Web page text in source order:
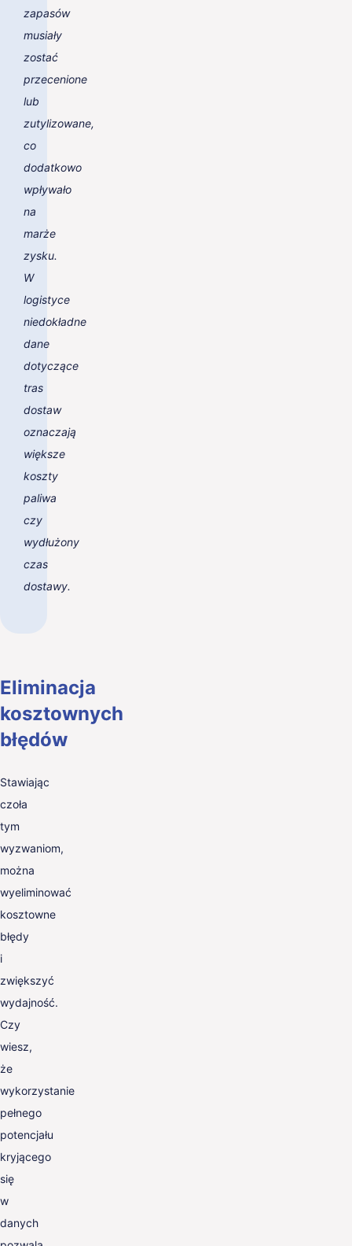
zapasów
musiały
zostać
przecenione
lub
zutylizowane,
co
dodatkowo
wpływało
na
marże
zysku.
W
logistyce
niedokładne
dane
dotyczące
tras
dostaw
oznaczają
większe
koszty
paliwa
czy
wydłużony
czas
dostawy.
Eliminacja
kosztownych
błędów
Stawiając
czoła
tym
wyzwaniom,
można
wyeliminować
kosztowne
błędy
i
zwiększyć
wydajność.
Czy
wiesz,
że
wykorzystanie
pełnego
potencjału
kryjącego
się
w
danych